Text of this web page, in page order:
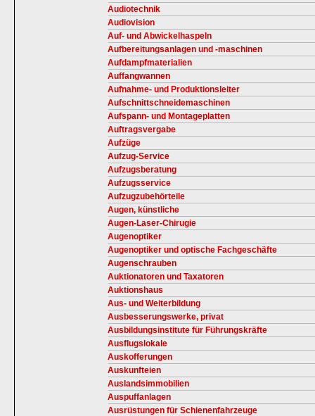
Audiotechnik
Audiovision
Auf- und Abwickelhaspeln
Aufbereitungsanlagen und -maschinen
Aufdampfmaterialien
Auffangwannen
Aufnahme- und Produktionsleiter
Aufschnittschneidemaschinen
Aufspann- und Montageplatten
Auftragsvergabe
Aufzüge
Aufzug-Service
Aufzugsberatung
Aufzugsservice
Aufzugzubehörteile
Augen, künstliche
Augen-Laser-Chirugie
Augenoptiker
Augenoptiker und optische Fachgeschäfte
Augenschrauben
Auktionatoren und Taxatoren
Auktionshaus
Aus- und Weiterbildung
Ausbesserungswerke, privat
Ausbildungsinstitute für Führungskräfte
Ausflugslokale
Auskofferungen
Auskunfteien
Auslandsimmobilien
Auspuffanlagen
Ausrüstungen für Schienenfahrzeuge